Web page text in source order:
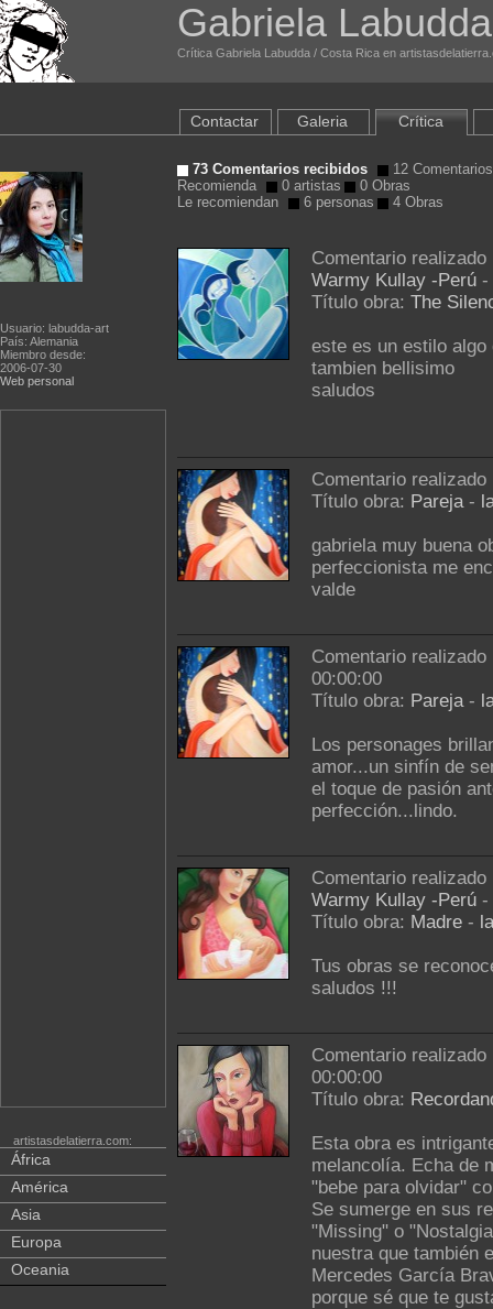
Gabriela
Crítica Gabriela Labudda / Costa Rica en
Usuario: labudda-art
País: Alemania
Miembro desde:
2006-07-30
Web personal
artistasdelatierra.com:
África
América
Asia
Europa
Oceania
Contactar Galeria Crítica
73 Comentarios recibidos
12
Recomienda
0 artistas
0 Obras
Le recomiendan
6 personas 4 Obras
Comentario
Warmy Kullay -Perú -
Título obra: The
este es un estilo
tambien bellisimo
saludos
Comentario
Título obra: Pareja-
gabriela muy buena
perfeccionista me
valde
Comentario
00:00:00
Título obra: Pareja-
Los personages
amor...un sinfín de
el toque de pasión
perfección...lindo.
Comentario
Warmy Kullay -Perú -
Título obra: Madre -
Tus obras se
saludos !!!
Comentario
00:00:00
Título obra:
Esta obra es
melancolía. Echa de
"bebe para olvidar"
Se sumerge en sus
"Missing" o
nuestra que también
Mercedes García
porque sé que te